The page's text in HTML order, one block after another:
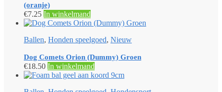
(oranje)
€7.25 In winkelmand
Ballen, Honden speelgoed, Nieuw
Dog Comets Orion (Dummy) Groen
€18.50 In winkelmand